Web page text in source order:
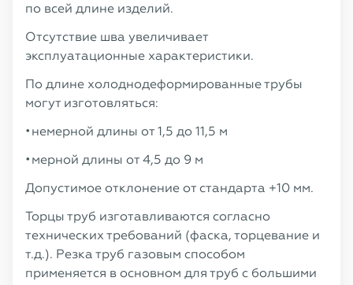
по всей длине изделий.
Отсутствие шва увеличивает
эксплуатационные характеристики.
По длине холоднодеформированные трубы
могут изготовляться:
немерной длины от 1,5 до 11,5 м
мерной длины от 4,5 до 9 м
Допустимое отклонение от стандарта +10 мм.
Торцы труб изготавливаются согласно
технических требований (фаска, торцевание и
т.д.). Резка труб газовым способом
применяется в основном для труб с большими